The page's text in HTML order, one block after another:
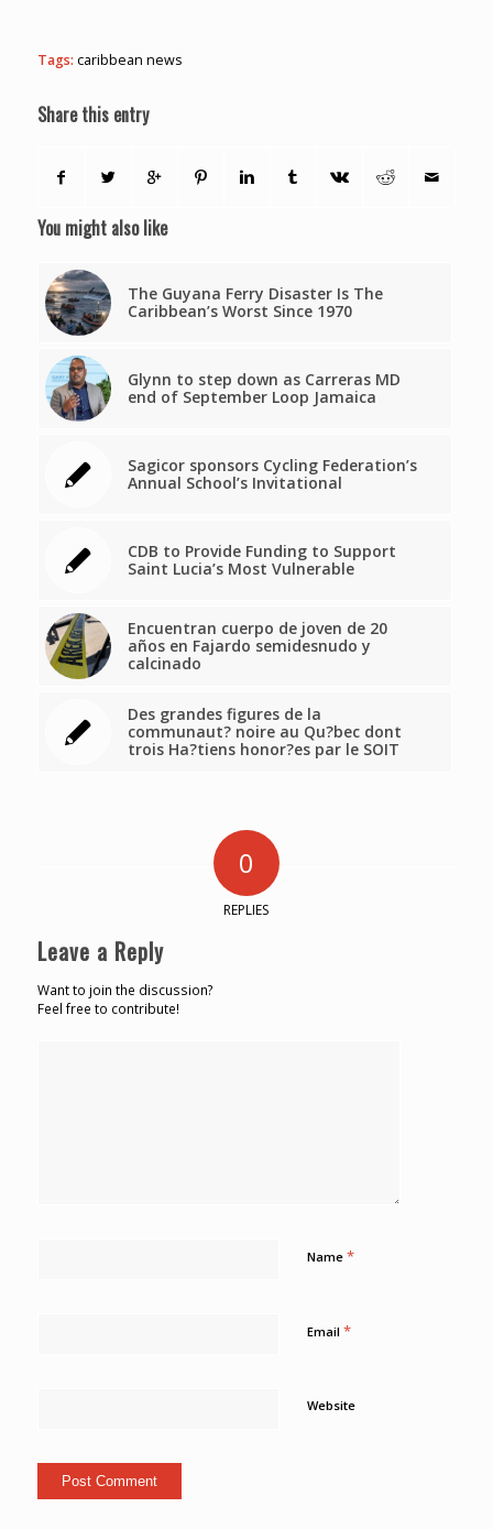
Tags: caribbean news
Share this entry
You might also like
The Guyana Ferry Disaster Is The
Caribbean’s Worst Since 1970
Glynn to step down as Carreras MD
end of September Loop Jamaica
Sagicor sponsors Cycling Federation’s
Annual School’s Invitational
CDB to Provide Funding to Support
Saint Lucia’s Most Vulnerable
Encuentran cuerpo de joven de 20
años en Fajardo semidesnudo y
calcinado
Des grandes figures de la
communaut? noire au Qu?bec dont
trois Ha?tiens honor?es par le SOIT
0
REPLIES
Leave a Reply
Want to join the discussion?
Feel free to contribute!
Name *
Email *
Website